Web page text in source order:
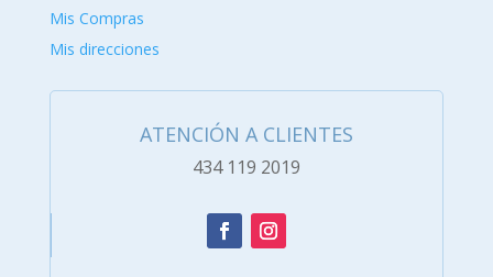
Mis Compras
Mis direcciones
ATENCIÓN A CLIENTES
434 119 2019